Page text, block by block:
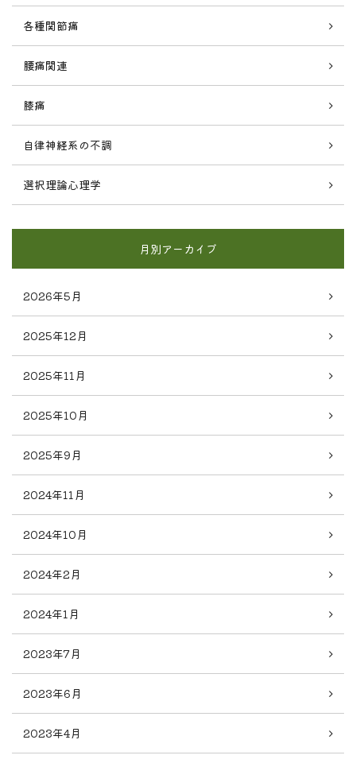
各種関節痛
腰痛関連
膝痛
自律神経系の不調
選択理論心理学
月別アーカイブ
2026年5月
2025年12月
2025年11月
2025年10月
2025年9月
2024年11月
2024年10月
2024年2月
2024年1月
2023年7月
2023年6月
2023年4月